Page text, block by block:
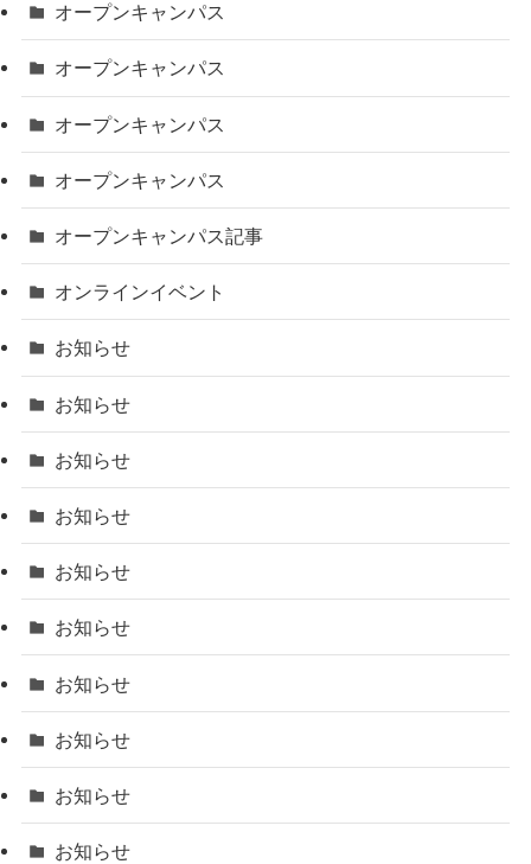
オープンキャンパス
オープンキャンパス
オープンキャンパス
オープンキャンパス
オープンキャンパス記事
オンラインイベント
お知らせ
お知らせ
お知らせ
お知らせ
お知らせ
お知らせ
お知らせ
お知らせ
お知らせ
お知らせ